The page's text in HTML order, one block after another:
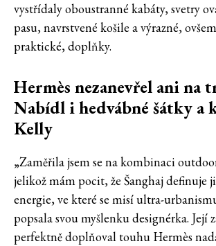
vystřídaly oboustranné kabáty, svetry
pasu, navrstvené košile a výrazné,
praktické, doplňky.
Hermès nezanevřel ani na
Nabídl i hedvábné šátky a
Kelly
„Zaměřila jsem se na kombinaci
jelikož mám pocit, že Šanghaj definuje
energie, ve které se misí ultra-
popsala svou myšlenku designérka. Její
perfektně doplňoval touhu Hermès